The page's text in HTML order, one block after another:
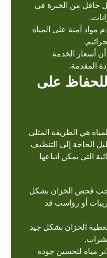
حافل من الخبرة في
مواد آمنة على المياه
أسعار الخدمة
المقدمة.
على
هي الطريقة المثلى
الحاجة إلى التنظيف
التي يمكن اتباعها
فحص الخزان بشكل
أو رواسب قد
الخزان بشكل جيد
مياه لتحسين جودة